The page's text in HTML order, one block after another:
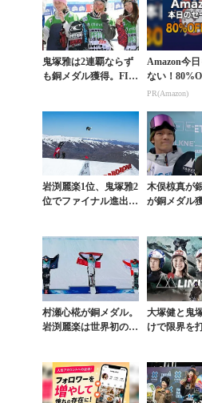
鬼塚雅は2連覇ならず
も銅メダル獲得。FIS
Amazon今
ない！
続々登場
PR(Amazon)
岩渕麗楽1位、鬼塚雅2
位でファイナル進出。
木俣椋真が
が銅メダル
界選手権ス
村瀬心椛が銅メダル。
岩渕麗楽は世界初の大
大塚健と鬼
けで限界を